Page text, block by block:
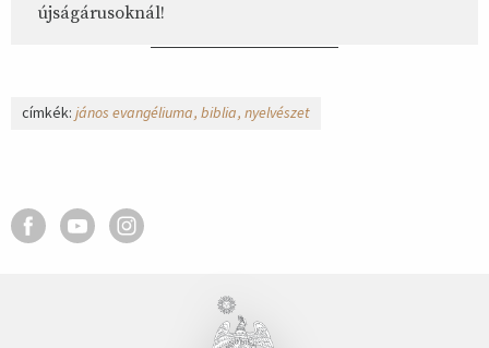
újságárusoknál!
címkék: jános evangéliuma biblia nyelvészet